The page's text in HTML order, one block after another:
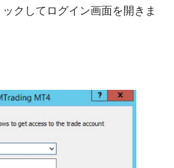
クしてログイン画面を開きま